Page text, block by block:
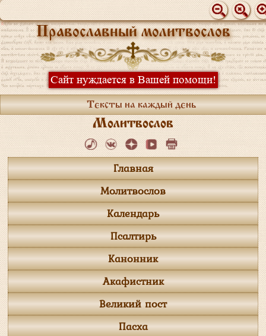
Православный молитвослов
Сайт нуждается в Вашей помощи!
Тексты на каждый день
Молитвослов
Главная
Молитвослов
Календарь
Псалтирь
Канонник
Акафистник
Великий пост
Пасха